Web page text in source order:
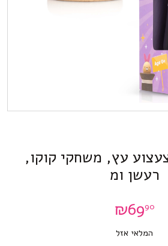
עץ, משחקי קוקו,
רעשן ומ
₪6990
המלאי אזל